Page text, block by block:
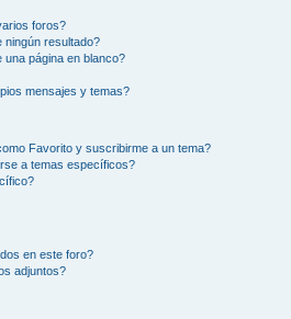
foros?
ningún resultado?
una página en blanco?
mensajes y temas?
Favorito y suscribirme a un tema?
a temas específicos?
en este foro?
adjuntos?